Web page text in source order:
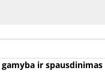
ir spausdinimas